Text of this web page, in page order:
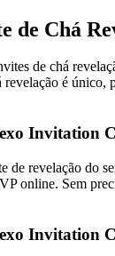
de Chá
de chá
revelação é único,
Invitation
de revelação do
online. Sem
Invitation